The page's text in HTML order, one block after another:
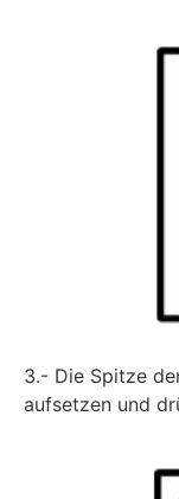
3.- Die Spitze
aufsetzen und